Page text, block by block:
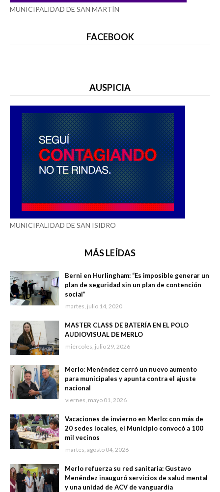
MUNICIPALIDAD DE SAN MARTÍN
FACEBOOK
AUSPICIA
MUNICIPALIDAD DE SAN ISIDRO
MÁS LEÍDAS
Berni en Hurlingham: “Es imposible generar un
plan de seguridad sin un plan de contención
social”
martes, julio 14, 2020
MASTER CLASS DE BATERÍA EN EL POLO
AUDIOVISUAL DE MERLO
miércoles, julio 29, 2026
Merlo: Menéndez cerró un nuevo aumento
para municipales y apunta contra el ajuste
nacional
viernes, mayo 01, 2026
Vacaciones de invierno en Merlo: con más de
20 sedes locales, el Municipio convocó a 100
mil vecinos
martes, agosto 04, 2026
Merlo refuerza su red sanitaria: Gustavo
Menéndez inauguró servicios de salud mental
y una unidad de ACV de vanguardia